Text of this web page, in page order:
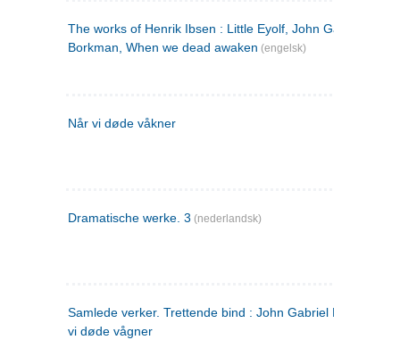
The works of Henrik Ibsen : Little Eyolf, John Gabriel
Borkman, When we dead awaken (engelsk)
Når vi døde våkner
Dramatische werke. 3 (nederlandsk)
Samlede verker. Trettende bind : John Gabriel Borkman ;
vi døde vågner